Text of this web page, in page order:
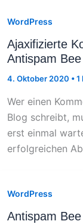
WordPress
Ajaxifizierte
Antispam Bee
4. Oktober 2020 •1
Wer einen
Blog schreibt,
erst einmal
erfolgreichen
WordPress
Antispam